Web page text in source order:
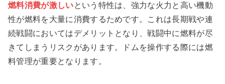
燃料消費が激しいという特性は、強力な火力と高い機動
性が燃料を大量に消費するためです。これは長期戦や連
続戦闘においてはデメリットとなり、戦闘中に燃料が尽
きてしまうリスクがあります。ドムを操作する際には燃
料管理が重要となります。